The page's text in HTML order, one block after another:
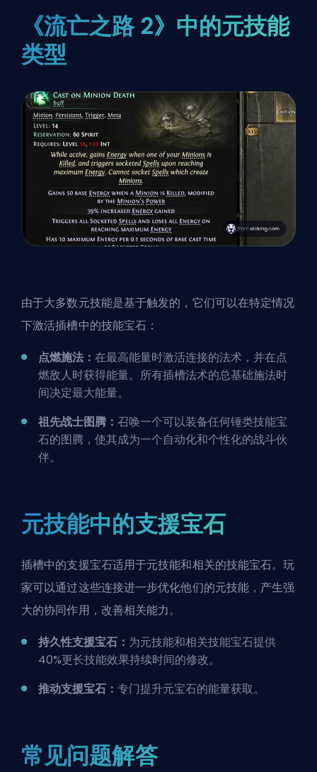
《流亡之路 2》中的元技能
类型
由于大多数元技能是基于触发的，它们可以在特定情况
下激活插槽中的技能宝石：
点燃施法： 在最高能量时激活连接的法术，并在点
燃敌人时获得能量。所有插槽法术的总基础施法时
间决定最大能量。
祖先战士图腾： 召唤一个可以装备任何锤类技能宝
石的图腾，使其成为一个自动化和个性化的战斗伙
伴。
元技能中的支援宝石
插槽中的支援宝石适用于元技能和相关的技能宝石。玩
家可以通过这些连接进一步优化他们的元技能，产生强
大的协同作用，改善相关能力。
持久性支援宝石： 为元技能和相关技能宝石提供
40%更长技能效果持续时间的修改。
推动支援宝石： 专门提升元宝石的能量获取。
常见问题解答